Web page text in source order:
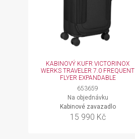
KABINOVÝ KUFR VICTORINOX
WERKS TRAVELER 7.0 FREQUENT
FLYER EXPANDABLE
653659
Na objednávku
Kabinové zavazadlo
15 990 Kč